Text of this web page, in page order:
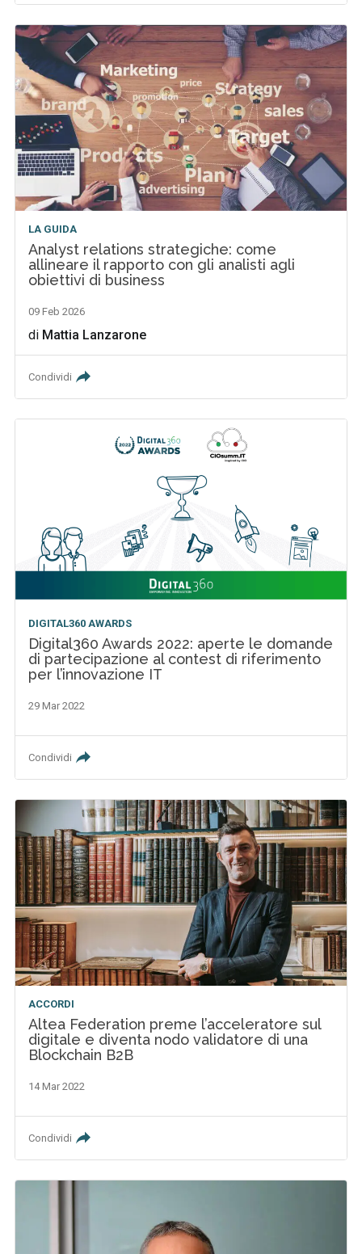
LA GUIDA
Analyst relations strategiche: come
allineare il rapporto con gli analisti agli
obiettivi di business
09 Feb 2026
di Mattia Lanzarone
Condividi
DIGITAL360 AWARDS
Digital360 Awards 2022: aperte le domande
di partecipazione al contest di riferimento
per l’innovazione IT
29 Mar 2022
Condividi
ACCORDI
Altea Federation preme l’acceleratore sul
digitale e diventa nodo validatore di una
Blockchain B2B
14 Mar 2022
Condividi